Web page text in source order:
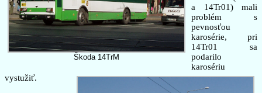
Škoda 14TrM
a 14Tr01) mali
problém s
pevnosťou
karosérie, pri
14Tr01 sa
podarilo
karosériu
vystužiť.